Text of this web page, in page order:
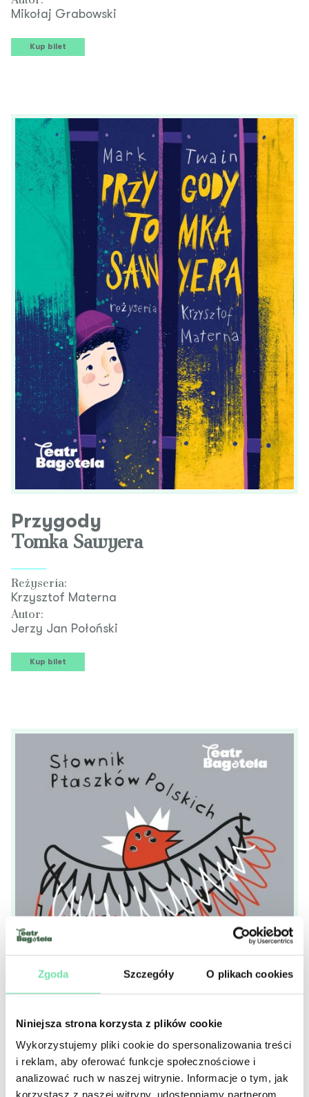
Zgoda Szczegóły O plikach cookies
Niniejsza strona korzysta z plików cookie
Wykorzystujemy pliki cookie do spersonalizowania treści
i reklam, aby oferować funkcje społecznościowe i
analizować ruch w naszej witrynie. Informacje o tym, jak
korzystasz z naszej witryny, udostępniamy partnerom
Mikołaj Grabowski
Kup bilet
Przygody
Tomka Sawyera
Reżyseria:
Krzysztof Materna
Autor:
Jerzy Jan Połoński
Kup bilet